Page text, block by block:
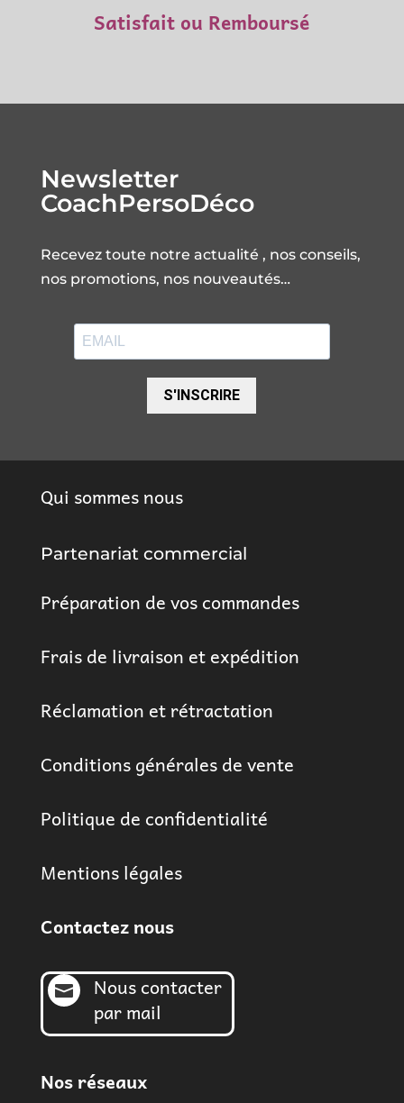
Satisfait ou Remboursé
Newsletter
CoachPersoDéco
Recevez toute notre actualité , nos conseils,
nos promotions, nos nouveautés…
S'INSCRIRE
Qui sommes nous
Partenariat commercial
Préparation de vos commandes
Frais de livraison et expédition
Réclamation et rétractation
Conditions générales de vente
Politique de confidentialité
Mentions légales
Contactez nous

Nous contacter
par mail
Nos réseaux